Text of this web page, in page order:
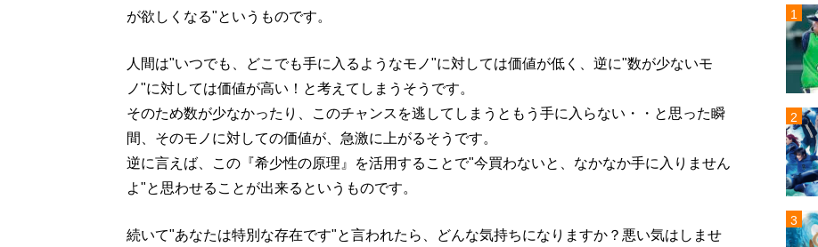
が欲しくなる"というものです。
人間は"いつでも、どこでも手に入るようなモノ"に対しては価値が低く、逆に"数が少ないモ
ノ"に対しては価値が高い！と考えてしまうそうです。
そのため数が少なかったり、このチャンスを逃してしまうともう手に入らない・・と思った瞬
間、そのモノに対しての価値が、急激に上がるそうです。
逆に言えば、この『希少性の原理』を活用することで"今買わないと、なかなか手に入りません
よ"と思わせることが出来るというものです。
続いて"あなたは特別な存在です"と言われたら、どんな気持ちになりますか？悪い気はしませ